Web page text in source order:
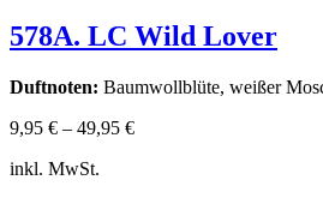
578A. LC Wild Lover
Duftnoten: Baumwollblüte, weißer
9,95 € – 49,95 €
inkl. MwSt.